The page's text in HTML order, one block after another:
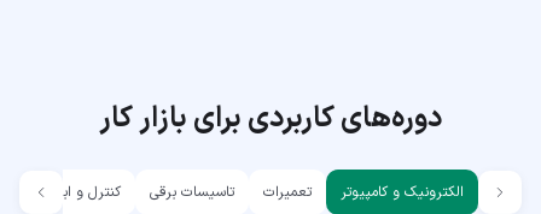
دوره‌های کاربردی برای بازار کار
الکترونیک و کامپیوتر تعمیرات تاسیسات برقی کنترل و ابزار دقیق